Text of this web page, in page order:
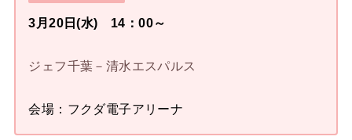
3月20日(水) 14：00～
ジェフ千葉－清水エスパルス
会場：フクダ電子アリーナ